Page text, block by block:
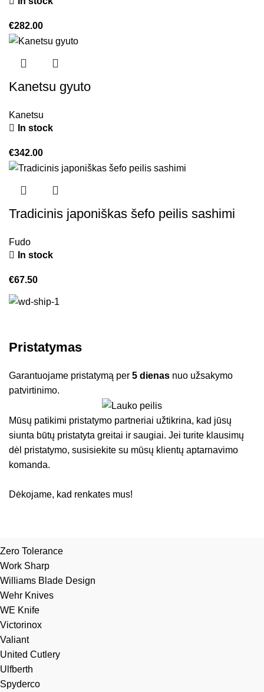
€282.00
Kanetsu gyuto
Kanetsu
In stock
€342.00
Tradicinis japoniškas šefo peilis sashimi
Fudo
In stock
€67.50
Pristatymas
Garantuojame pristatymą per5 dienas nuo užsakymo
patvirtinimo.
Mūsų patikimi pristatymo partneriai užtikrina, kad jūsų
siunta būtų pristatyta greitai ir saugiai. Jei turite klausimų
dėl pristatymo, susisiekite su mūsų klientų aptarnavimo
komanda.
Dėkojame, kad renkates mus!
Zero Tolerance
Work Sharp
Williams Blade Design
Wehr Knives
WE Knife
Victorinox
Valiant
United Cutlery
Ulfberth
Spyderco